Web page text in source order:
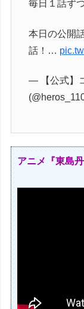
毎日１話ず
本日の公開
話！…
— 【公式】
アニメ『東島